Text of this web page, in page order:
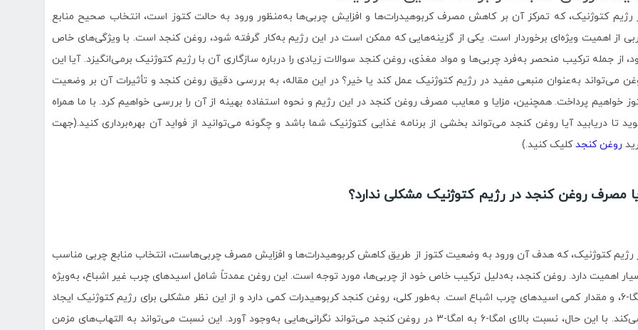
رژیم کتوژنیک، که تمرکز آن بر کاهش مصرف کربوهیدرات‌ها و افزایش چربی‌ها به‌منظور ورود به حالت کتوز است، انتخاب صحیح منابع
از اهمیت ویژه‌ای برخوردار است. یکی از گزینه‌هایی که ممکن است در این رژیم به‌کار گرفته شود، روغن کنجد است. با ویژگی‌های خاص
از جمله ترکیب منحصر به‌فرد چربی‌ها و مواد مغذی، روغن کنجد سوالات زیادی را درباره سازگاری آن با رژیم کتوژنیک برمی‌انگیزد. آیا این
می‌تواند به‌عنوان منبعی مفید در رژیم کتوژنیک عمل کند یا خیر؟ در این مقاله، به بررسی دقیق روغن کنجد و تأثیرات آن بر وضعیت
خواهیم پرداخت. همچنین، مزایا و معایب مصرف روغن کنجد در این رژیم و نحوه استفاده بهینه از آن را بررسی خواهیم کرد. با ما همراه
تا دریابید آیا روغن کنجد می‌تواند بخشی از برنامه غذایی کتوژنیک شما باشد و چگونه می‌توانید از فواید آن بهره‌برداری کنید.(جهت
روغن کنجدکلیک کنید.)
مصرف روغن کنجد در رژیم کتوژنیک مشکلی ندارد؟
رژیم کتوژنیک، که هدف آن ورود به وضعیت کتوز از طریق کاهش کربوهیدرات‌ها و افزایش مصرف چربی‌هاست، انتخاب منابع چربی مناسب
اهمیت دارد. روغن کنجد، به‌دلیل ترکیب خاص خود از چربی‌ها، مورد توجه است. این روغن عمدتاً شامل اسیدهای چرب غیر اشباع، به‌ویژه
امگا-6، و مقدار کمی اسیدهای چرب اشباع است. به‌طور کلی، روغن کنجد کربوهیدرات کمی دارد و از این نظر مشکلی برای رژیم کتوژنیک ایجاد
نمی‌کند. با این حال، نسبت بالای امگا-6 به امگا-3 در روغن کنجد می‌تواند نگرانی‌هایی به‌وجود آورد. این نسبت می‌تواند به التهاب‌های مزمن